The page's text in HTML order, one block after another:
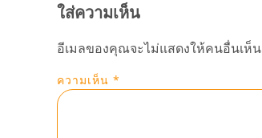
ใส่ความเห็น
อีเมลของคุณจะไม่แสดงให้คนอื่นเห็น
ความเห็น *